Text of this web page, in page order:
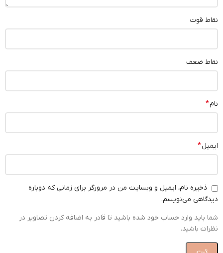
نقاط قوت
نقاط ضعف
نام*
ایمیل*
ذخیره نام، ایمیل و وبسایت من در مرورگر برای زمانی که دوباره
دیدگاهی می‌نویسم.
شما باید وارد حساب خود شده باشید تا قادر به اضافه کردن تصاویر در
نظرات باشید.